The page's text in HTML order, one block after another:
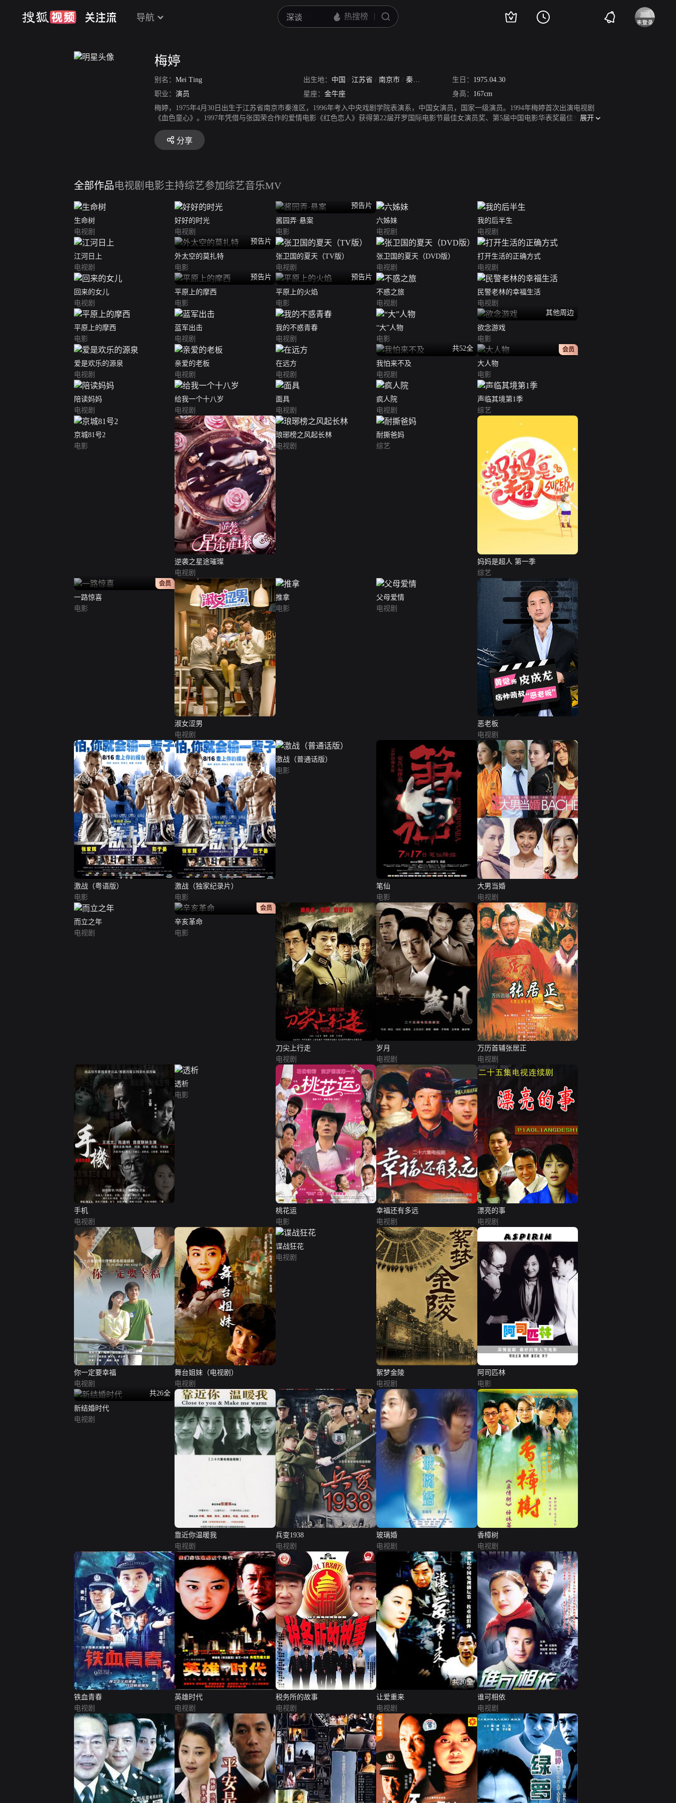
导航
梅婷
别名： Mei Ting 出生地： 中国 / 江苏省 / 南京市 / 秦淮区 生日： 1975.04.30
职业： 演员 星座： 金牛座 身高： 167cm
梅婷，1975年4月30日出生于江苏省南京市秦淮区，1996年考入中央戏剧学院表演系，中国女演员，国家一级演员。1994年梅婷首次出演电视剧
《血色童心》。1997年凭借与张国荣合作的爱情电影《红色恋人》获得第22届开罗国际电影节最佳女演员奖、第5届中国电影华表奖最佳女演员
奖。2001年主演反映家庭暴力的电视剧《不要和陌生人说话》。2003年凭借家庭伦理剧《让爱重来》获得第21届中国电视金鹰奖观众喜爱的女演
员奖。2005年凭借爱情电影《阿司匹林》提名第25届中国电影金鸡奖最佳女主角。2014年主演家庭情感剧《父母爱情》，凭借该剧获得第30届中
国电视剧飞天奖优秀女演员奖，中国电视剧导演工作委员会最佳女主角。2015年凭借文艺电影《推拿》获得第15届华语电影传媒大奖最佳女配角
年底再与曾剑在香港闪婚。2013年9月27日在香港诞下女儿。2022年9月10日，参加《2022北京广播电视台中秋晚会》。
展开
分享
全部作品电视剧 电影主持综艺参加综艺音乐MV
生命树
电视剧
好好的时光
电视剧
预告片
酱园弄·悬案
电影
六姊妹
电视剧
我的后半生
电视剧
江河日上
电视剧
预告片
外太空的莫扎特
电影
张卫国的夏天（TV版）
电视剧
张卫国的夏天（DVD版）
电视剧
打开生活的正确方式
电视剧
回来的女儿
电视剧
预告片
平原上的摩西
电影
预告片
平原上的火焰
电影
不惑之旅
电视剧
民警老林的幸福生活
电视剧
平原上的摩西
电影
蓝军出击
电视剧
我的不惑青春
电视剧
“大”人物
电影
其他周边
欲念游戏
电影
爱是欢乐的源泉
电视剧
亲爱的老板
电视剧
在远方
电视剧
共52全
我怕来不及
电视剧
正片
会员
大人物
电影
陪读妈妈
电视剧
给我一个十八岁
电视剧
面具
电视剧
疯人院
电视剧
声临其境第1季
综艺
京城81号2
电影
逆袭之星途璀璨
电视剧
琅琊榜之风起长林
电视剧
耐撕爸妈
综艺
妈妈是超人 第一季
综艺
正片
会员
一路惊喜
电影
淑女涩男
电视剧
推拿
电影
父母爱情
电视剧
恶老板
电视剧
激战（粤语版）
电影
激战（独家纪录片）
电影
激战（普通话版）
电影
笔仙
电影
大男当婚
电视剧
而立之年
电视剧
正片
会员
辛亥革命
电影
刀尖上行走
电视剧
岁月
电视剧
万历首辅张居正
电视剧
手机
电视剧
透析
电影
桃花运
电影
幸福还有多远
电视剧
漂亮的事
电视剧
你一定要幸福
电视剧
舞台姐妹（电视剧）
电视剧
谍战狂花
电视剧
絮梦金陵
电视剧
阿司匹林
电影
共26全
新结婚时代
电视剧
靠近你温暖我
电视剧
兵变1938
电视剧
玻璃婚
电视剧
香樟树
电视剧
铁血青春
电视剧
英雄时代
电视剧
税务所的故事
电视剧
共20全
让爱重来
电视剧
谁可相依
电视剧